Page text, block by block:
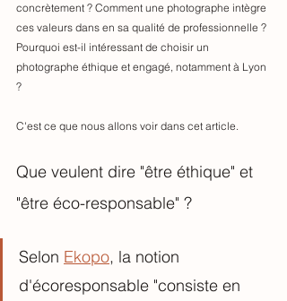
concrètement ? Comment une photographe intègre
ces valeurs dans en sa qualité de professionnelle ?
Pourquoi est-il intéressant de choisir un
photographe éthique et engagé, notamment à Lyon
?
C'est ce que nous allons voir dans cet article.
Que veulent dire "être éthique" et
"être éco-responsable" ?
Selon Ekopo, la notion
d'écoresponsable "consiste en